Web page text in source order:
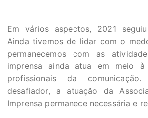
Em vários aspectos, 2021
Ainda tivemos de lidar com o
permanecemos com as
imprensa ainda atua em meio à
profissionais da
desafiador, a atuação da
Imprensa permanece necessária e